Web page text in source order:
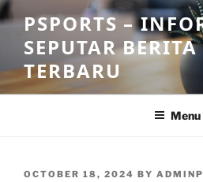
Skip
to
content
PSPORTS –
SEPUTAR
TERBARU
Menu
POSTED
OCTOBER 18, 2024 BY